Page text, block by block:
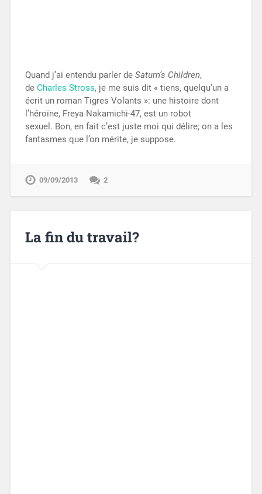
Quand j’ai entendu parler de Saturn’s Children,
de Charles Stross, je me suis dit « tiens, quelqu’un a
écrit un roman Tigres Volants »: une histoire dont
l’héroïne, Freya Nakamichi-47, est un robot
sexuel. Bon, en fait c’est juste moi qui délire; on a les
fantasmes que l’on mérite, je suppose.
09/09/2013 2
La fin du travail?